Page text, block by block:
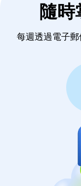
隨
每週透過電子